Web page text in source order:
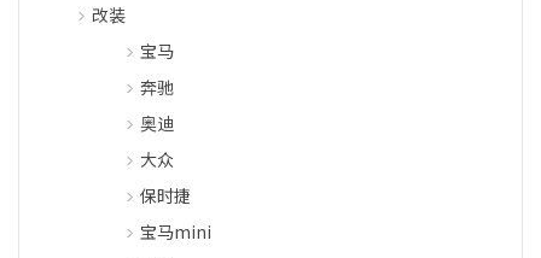
改装
宝马
奔驰
奥迪
大众
保时捷
宝马mini